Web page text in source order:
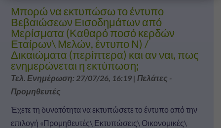
Μπορώ να εκτυπώσω το έντυπο
Βεβαιώσεων Εισοδημάτων από
Μερίσματα (Καθαρό ποσό κερδών
Εταίρων\ Μελών, έντυπο Ν) /
Δικαιώματα (περίπτερα) και αν ναι, πως
ενημερώνεται η εκτύπωση;
Τελ. Ενημέρωση: 27/07/26, 16:19| Πελάτες -
Προμηθευτές
Έχετε τη δυνατότητα να εκτυπώσετε το έντυπο από την
επιλογή «Προμηθευτές\ Εκτυπώσεις\ Οικονομικές\